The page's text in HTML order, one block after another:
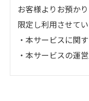
お客様よりお預か
限定し利用させてい
・本サービスに関
・本サービスの運